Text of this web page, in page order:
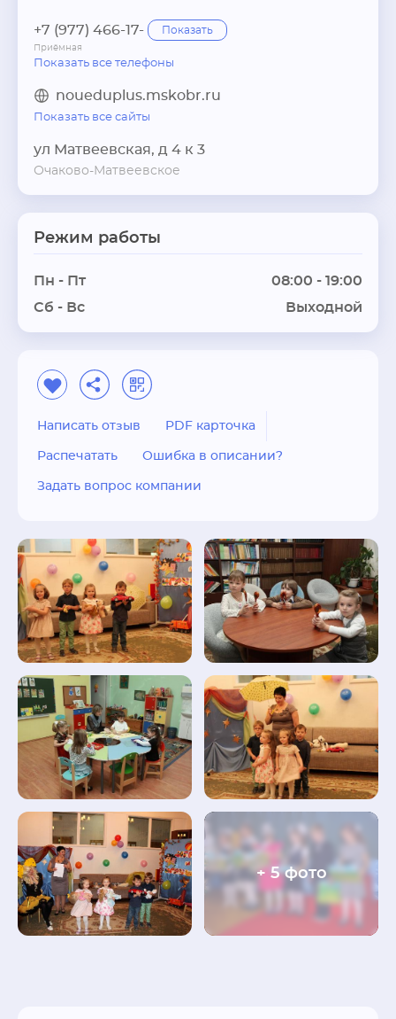
+7 (977) 466-17- Показать
Приёмная
Показать все телефоны
noueduplus.mskobr.ru
Показать все сайты
ул Матвеевская, д 4 к 3
Очаково-Матвеевское
Режим работы
Пн - Пт
08:00 - 19:00
Сб - Вс
Выходной
Написать отзыв PDF карточка
Распечатать Ошибка в описании?
Задать вопрос компании
+ 5 фото